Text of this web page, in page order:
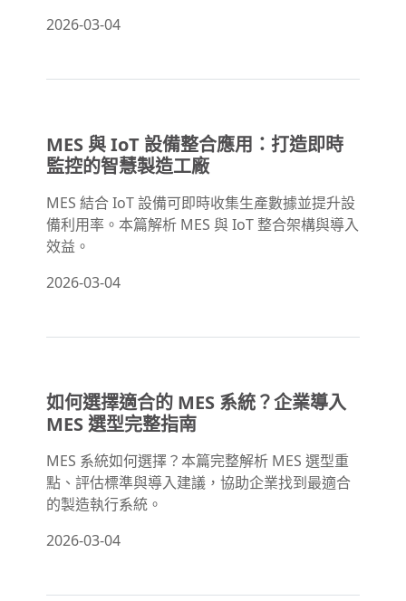
2026-03-04
MES 與 IoT 設備整合應用：打造即時
監控的智慧製造工廠
MES 結合 IoT 設備可即時收集生產數據並提升設
備利用率。本篇解析 MES 與 IoT 整合架構與導入
效益。
2026-03-04
如何選擇適合的 MES 系統？企業導入
MES 選型完整指南
MES 系統如何選擇？本篇完整解析 MES 選型重
點、評估標準與導入建議，協助企業找到最適合
的製造執行系統。
2026-03-04